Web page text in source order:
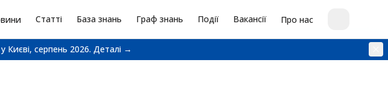
Статті База знань Граф знань Події Вакансії Про нас
Києві, серпень 2026. Деталі →